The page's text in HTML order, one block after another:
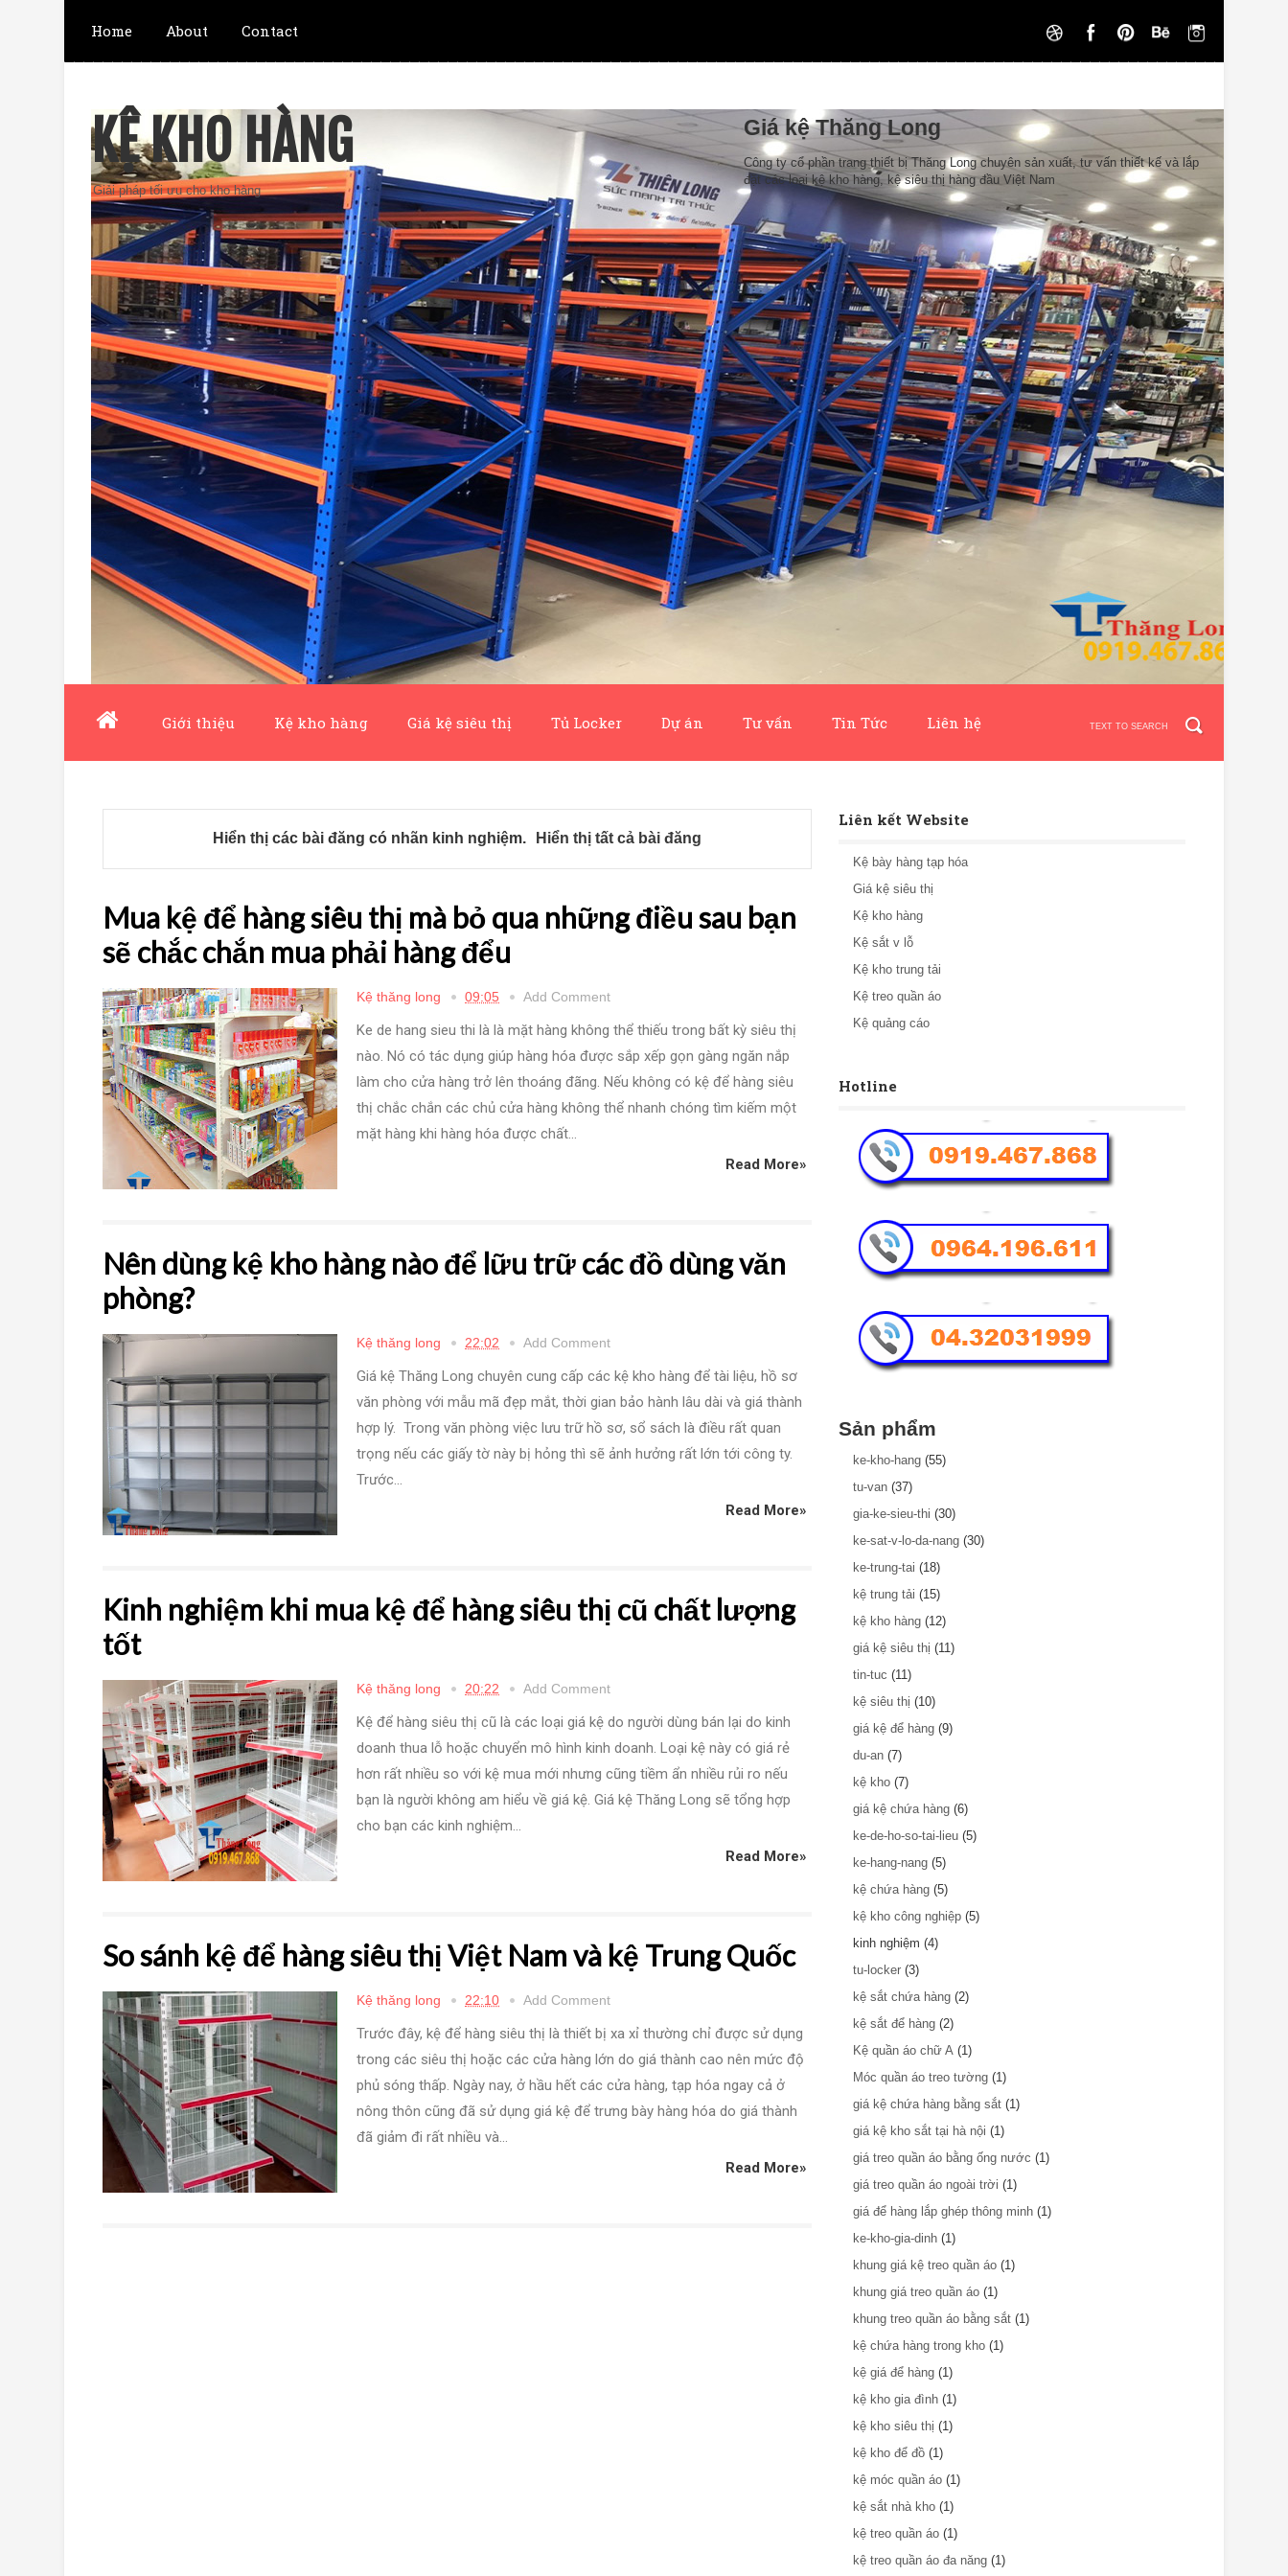
Home About Contact
KỆ KHO HÀNG
Giải pháp tối ưu cho kho hàng
Giá kệ Thăng Long
Công ty cổ phần trang thiết bị Thăng Long chuyên sản xuất, tư vấn thiết kế và lắp
đặt các loại kệ kho hàng, kệ siêu thị hàng đầu Việt Nam
Giới thiệu Kệ kho hàng Giá kệ siêu thị Tủ Locker Dự án Tư vấn Tin Tức Liên hệ
Hiển thị các bài đăng có nhãn kinh nghiệm. Hiển thị tất cả bài đăng
Mua kệ để hàng siêu thị mà bỏ qua những điều sau bạn
sẽ chắc chắn mua phải hàng đểu
Kệ thăng long 09:05 Add Comment
Ke de hang sieu thi là là mặt hàng không thể thiếu trong bất kỳ siêu thị
nào. Nó có tác dụng giúp hàng hóa được sắp xếp gọn gàng ngăn nắp
làm cho cửa hàng trở lên thoáng đãng. Nếu không có kệ để hàng siêu
thị chắc chắn các chủ cửa hàng không thể nhanh chóng tìm kiếm một
mặt hàng khi hàng hóa được chất...
Read More»
Nên dùng kệ kho hàng nào để lữu trữ các đồ dùng văn
phòng?
Kệ thăng long 22:02 Add Comment
Giá kệ Thăng Long chuyên cung cấp các kệ kho hàng để tài liệu, hồ sơ
văn phòng với mẫu mã đẹp mắt, thời gian bảo hành lâu dài và giá thành
hợp lý. Trong văn phòng việc lưu trữ hồ sơ, sổ sách là điều rất quan
trọng nếu các giấy tờ này bị hỏng thì sẽ ảnh hưởng rất lớn tới công ty.
Trước...
Read More»
Kinh nghiệm khi mua kệ để hàng siêu thị cũ chất lượng
tốt
Kệ thăng long 20:22 Add Comment
Kệ để hàng siêu thị cũ là các loại giá kệ do người dùng bán lại do kinh
doanh thua lỗ hoặc chuyển mô hình kinh doanh. Loại kệ này có giá rẻ
hơn rất nhiều so với kệ mua mới nhưng cũng tiềm ẩn nhiều rủi ro nếu
bạn là người không am hiểu về giá kệ. Giá kệ Thăng Long sẽ tổng hợp
cho bạn các kinh nghiệm...
Read More»
So sánh kệ để hàng siêu thị Việt Nam và kệ Trung Quốc
Kệ thăng long 22:10 Add Comment
Trước đây, kệ để hàng siêu thị là thiết bị xa xỉ thường chỉ được sử dụng
trong các siêu thị hoặc các cửa hàng lớn do giá thành cao nên mức độ
phủ sóng thấp. Ngày nay, ở hầu hết các cửa hàng, tạp hóa ngay cả ở
nông thôn cũng đã sử dụng giá kệ để trưng bày hàng hóa do giá thành
đã giảm đi rất nhiều và...
Read More»
Liên kết Website
Kệ bày hàng tạp hóa
Giá kệ siêu thị
Kệ kho hàng
Kệ sắt v lỗ
Kệ kho trung tải
Kệ treo quần áo
Kệ quảng cáo
Hotline
Sản phẩm
ke-kho-hang (55)
tu-van (37)
gia-ke-sieu-thi (30)
ke-sat-v-lo-da-nang (30)
ke-trung-tai (18)
kệ trung tải (15)
kệ kho hàng (12)
giá kệ siêu thị (11)
tin-tuc (11)
kệ siêu thị (10)
giá kệ để hàng (9)
du-an (7)
kệ kho (7)
giá kệ chứa hàng (6)
ke-de-ho-so-tai-lieu (5)
ke-hang-nang (5)
kệ chứa hàng (5)
kệ kho công nghiệp (5)
kinh nghiệm (4)
tu-locker (3)
kệ sắt chứa hàng (2)
kệ sắt để hàng (2)
Kệ quần áo chữ A (1)
Móc quần áo treo tường (1)
giá kệ chứa hàng bằng sắt (1)
giá kệ kho sắt tại hà nội (1)
giá treo quần áo bằng ống nước (1)
giá treo quần áo ngoài trời (1)
giá để hàng lắp ghép thông minh (1)
ke-kho-gia-dinh (1)
khung giá kệ treo quần áo (1)
khung giá treo quần áo (1)
khung treo quần áo bằng sắt (1)
kệ chứa hàng trong kho (1)
kệ giá để hàng (1)
kệ kho gia đình (1)
kệ kho siêu thị (1)
kệ kho để đồ (1)
kệ móc quần áo (1)
kệ sắt nhà kho (1)
kệ treo quần áo (1)
kệ treo quần áo đa năng (1)